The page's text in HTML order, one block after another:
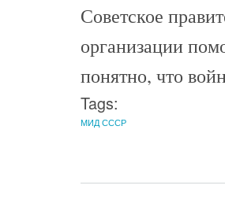
Советское
организации
понятно, что
Tags:
МИД СССР